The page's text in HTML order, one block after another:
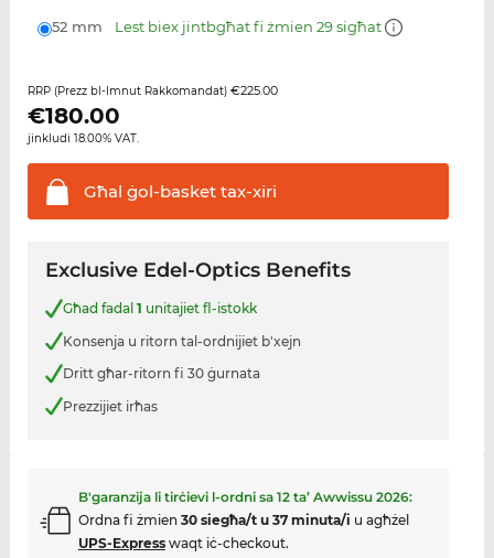
52 mm Lest biex jintbgħat fi żmien 29 sigħat
RRP (Prezz bl-Imnut Rakkomandat) €225.00
€180.00
jinkludi 18.00% VAT.
Għal ġol-baskettax-xiri
Exclusive Edel-Optics Benefits
Għad fadal 1 unitajiet fl-istokk
Konsenja u ritorn tal-ordnijiet b'xejn
Dritt għar-ritorn fi 30 ġurnata
Prezzijiet irħas
B'garanzija li tirċievi l-ordni sa 12 ta’ Awwissu 2026:
Ordna fi żmien 30 siegħa/t u 37 minuta/i u agħżel
UPS-Expresswaqt iċ-checkout.